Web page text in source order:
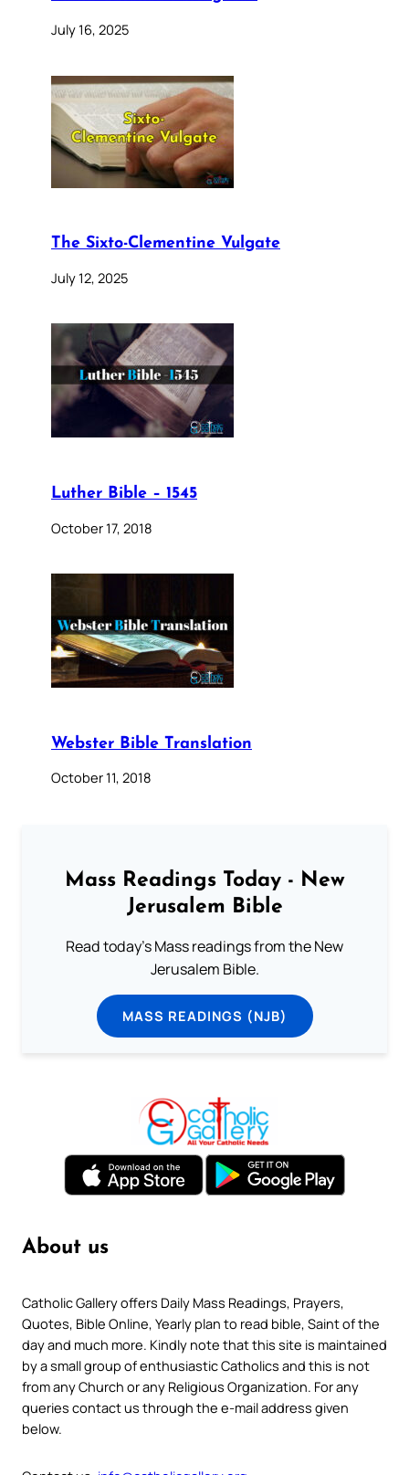
July 16, 2025
The Sixto-Clementine Vulgate
July 12, 2025
Luther Bible – 1545
October 17, 2018
Webster Bible Translation
October 11, 2018
Mass Readings Today - New
Jerusalem Bible
Read today's Mass readings from the New
Jerusalem Bible.
MASS READINGS (NJB)
About us
Catholic Gallery offers Daily Mass Readings, Prayers,
Quotes, Bible Online, Yearly plan to read bible, Saint of the
day and much more. Kindly note that this site is maintained
by a small group of enthusiastic Catholics and this is not
from any Church or any Religious Organization. For any
queries contact us through the e-mail address given
below.